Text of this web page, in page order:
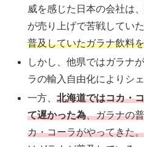
威を感じた日本の会社は
が売り上げで苦戦してい
普及していたガラナ飲料
しかし、他県ではガラナ
ラの輸入自由化によりシ
一方、北海道ではコカ・
て遅かった為、ガラナの
カ・コーラがやってきた。